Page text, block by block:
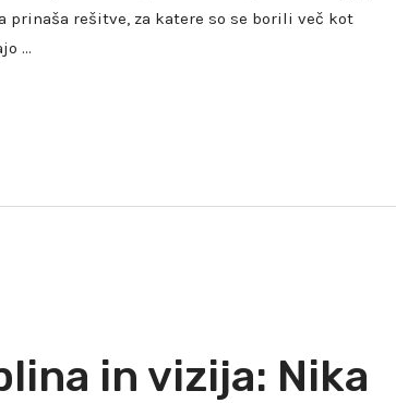
prinaša rešitve, za katere so se borili več kot
…
in vizija: Nika